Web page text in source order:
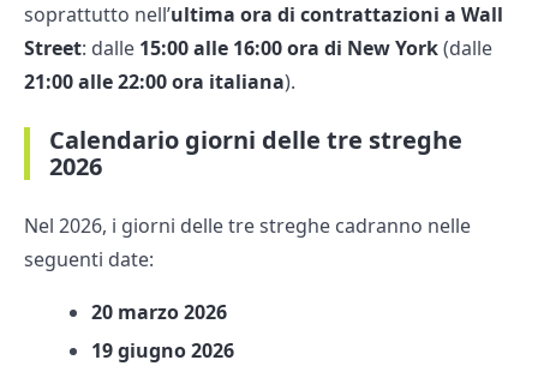
soprattutto nell’ultima ora di contrattazioni a Wall
Street: dalle 15:00 alle 16:00 ora di New York(dalle
21:00 alle 22:00 ora italiana).
Calendario giorni delle tre streghe
2026
Nel 2026, i giorni delle tre streghe cadranno nelle
seguenti date:
20 marzo 2026
19 giugno 2026